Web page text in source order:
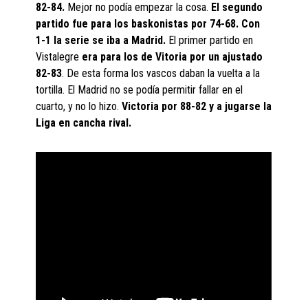
82-84. Mejor no podía empezar la cosa. El segundo
partido fue para los baskonistas por 74-68. Con
1-1 la serie se iba a Madrid. El primer partido en
Vistalegre era para los de Vitoria por un ajustado
82-83. De esta forma los vascos daban la vuelta a la
tortilla. El Madrid no se podía permitir fallar en el
cuarto, y no lo hizo.Victoria por 88-82 y a jugarse la
Liga en cancha rival.